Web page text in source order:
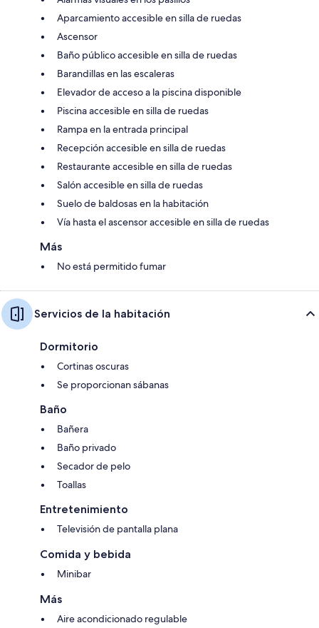
Aparcamiento accesible en silla de ruedas
Ascensor
Baño público accesible en silla de ruedas
Barandillas en las escaleras
Elevador de acceso a la piscina disponible
Piscina accesible en silla de ruedas
Rampa en la entrada principal
Recepción accesible en silla de ruedas
Restaurante accesible en silla de ruedas
Salón accesible en silla de ruedas
Suelo de baldosas en la habitación
Vía hasta el ascensor accesible en silla de ruedas
Más
No está permitido fumar
Servicios de la habitación
Dormitorio
Cortinas oscuras
Se proporcionan sábanas
Baño
Bañera
Baño privado
Secador de pelo
Toallas
Entretenimiento
Televisión de pantalla plana
Comida y bebida
Minibar
Más
Aire acondicionado regulable